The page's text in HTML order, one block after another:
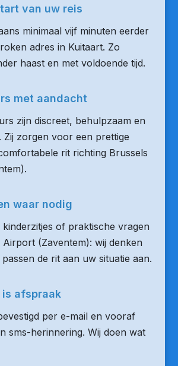
van uw reis
minimaal vijf minuten eerder
adres in Kuitaart. Zo
haast en met voldoende tijd.
met aandacht
zijn discreet, behulpzaam en
Zij zorgen voor een prettige
rit richting Brussels
waar nodig
kinderzitjes of praktische vragen
(Zaventem): wij denken
de rit aan uw situatie aan.
is afspraak
per e-mail en vooraf
sms-herinnering. Wij doen wat